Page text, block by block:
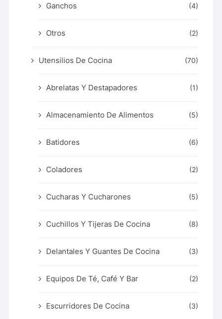
Ganchos (4)
Otros (2)
Utensilios De Cocina (70)
Abrelatas Y Destapadores (1)
Almacenamiento De Alimentos (5)
Batidores (6)
Coladores (2)
Cucharas Y Cucharones (5)
Cuchillos Y Tijeras De Cocina (8)
Delantales Y Guantes De Cocina (3)
Equipos De Té, Café Y Bar (2)
Escurridores De Cocina (3)